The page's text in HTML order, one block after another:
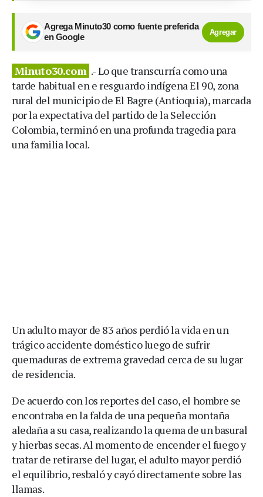
Agrega Minuto30 como fuente preferida
en Google
Agregar
Minuto30.com .- Lo que transcurría como una
tarde habitual en e resguardo indígena El 90, zona
rural del municipio de El Bagre (Antioquia), marcada
por la expectativa del partido de la Selección
Colombia, terminó en una profunda tragedia para
una familia local.
Un adulto mayor de 83 años perdió la vida en un
trágico accidente doméstico luego de sufrir
quemaduras de extrema gravedad cerca de su lugar
de residencia.
De acuerdo con los reportes del caso, el hombre se
encontraba en la falda de una pequeña montaña
aledaña a su casa, realizando la quema de un basural
y hierbas secas. Al momento de encender el fuego y
tratar de retirarse del lugar, el adulto mayor perdió
el equilibrio, resbaló y cayó directamente sobre las
llamas.